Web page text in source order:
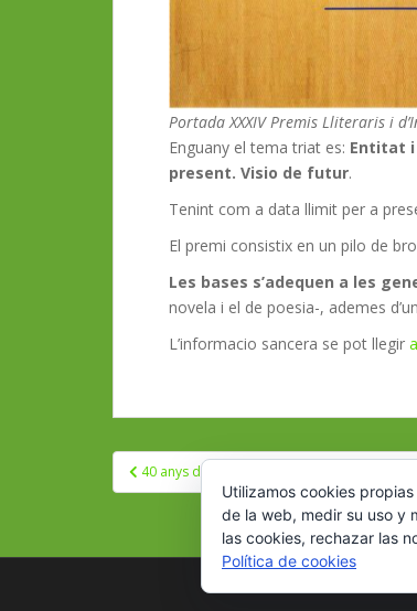
Portada XXXIV Premis Lliteraris i
Enguany el tema triat es: Entitat i
present. Visio de futur.
Tenint com a data llimit per a
El premi consistix en un pilo de
Les bases s’adequen a les
novela i el de poesia-, ademes
L’informacio sancera se pot llegir
Navegación
de
entradas
40 anys de l’adhesio a les Normes
Utilizamos cookies
de la web, medir su uso y
las cookies, rechazar las
Política de cookies